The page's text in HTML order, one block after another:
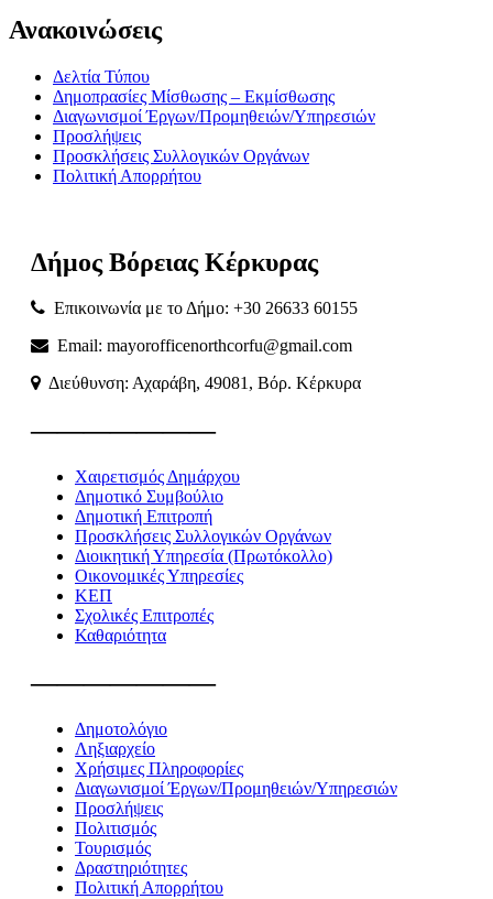
Ανακοινώσεις
Δελτία Τύπου
Δημοπρασίες Μίσθωσης – Εκμίσθωσης
Διαγωνισμοί Έργων/Προμηθειών/Υπηρεσιών
Προσλήψεις
Προσκλήσεις Συλλογικών Οργάνων
Πολιτική Απορρήτου
Δήμος Βόρειας Κέρκυρας
Επικοινωνία με το Δήμο: +30 26633 60155
Email: mayorofficenorthcorfu@gmail.com
Διεύθυνση: Αχαράβη, 49081, Βόρ. Κέρκυρα
———————
Χαιρετισμός Δημάρχου
Δημοτικό Συμβούλιο
Δημοτική Επιτροπή
Προσκλήσεις Συλλογικών Οργάνων
Διοικητική Υπηρεσία (Πρωτόκολλο)
Οικονομικές Υπηρεσίες
ΚΕΠ
Σχολικές Επιτροπές
Καθαριότητα
———————
Δημοτολόγιο
Ληξιαρχείο
Χρήσιμες Πληροφορίες
Διαγωνισμοί Έργων/Προμηθειών/Υπηρεσιών
Προσλήψεις
Πολιτισμός
Τουρισμός
Δραστηριότητες
Πολιτική Απορρήτου